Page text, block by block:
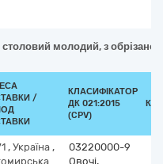
молодий, з
/
КЛАСИФІКАТОР
ДК 021:2015
(CPV)
, Україна ,
03220000-9
Овочі,